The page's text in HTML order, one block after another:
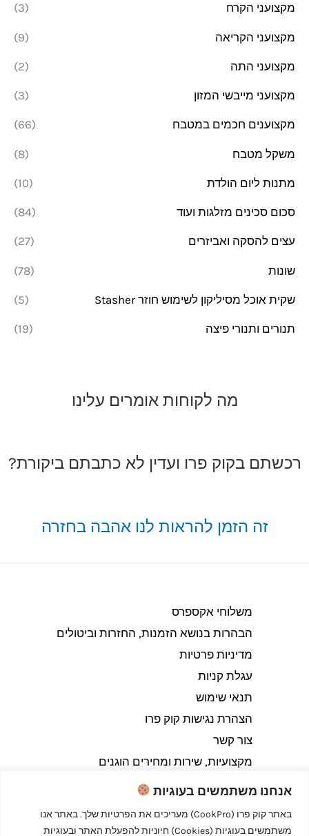
אנחנו משתמשים בעוגיות
באתר קוק פרו (CookPro) מעריכים את הפרטיות שלך. באתר אנו
משתמשים בעוגיות (Cookies) חיוניות להפעלת האתר ובעוגיות
מקצועני הקרח (3)
מקצועני הקריאה (9)
מקצועני התה (2)
מקצועני מייבשי המזון (3)
מקצוענים חכמים במטבח (66)
משקל מטבח (8)
מתנות ליום הולדת (10)
סכום סכינים מזלגות ועוד (84)
עצים להסקה ואביזרים (27)
שונות (78)
שקית אוכל מסיליקון לשימוש חוזר Stasher (5)
תנורים ותנורי פיצה (19)
מה לקוחות אומרים עלינו
רכשתם בקוק פרו ועדין לא כתבתם ביקורת?
זה הזמן להראות לנו אהבה בחזרה
משלוחי אקספרס
הבהרות בנושא הזמנות, החזרות וביטולים​
מדיניות פרטיות
עגלת קניות
תנאי שימוש
הצהרת נגישות קוק פרו
צור קשר
מקצועיות, שירות ומחירים הוגנים